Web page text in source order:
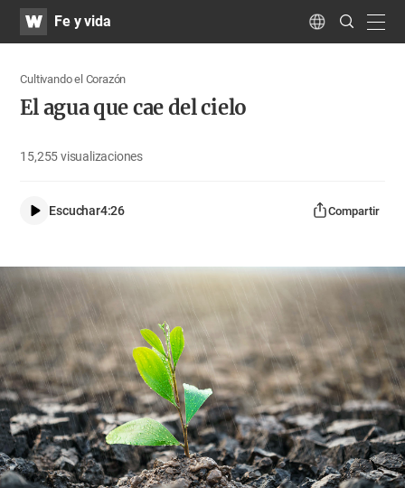
WATVFe y vida Language
Search
Submit
Cultivando el Corazón
El agua que cae del cielo
15,255visualizaciones
Escuchar4:26 Compartir